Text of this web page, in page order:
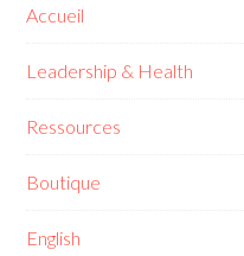
Accueil
Leadership & Health
Ressources
Boutique
English